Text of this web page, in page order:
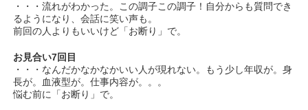
・・・流れがわかった。この調子この調子！自分からも質問でき
るようになり、会話に笑い声も。
前回の人よりもいいけど「お断り」で。
お見合い7回目
・・・なんだかなかなかいい人が現れない。もう少し年収が。身
長が。血液型が。仕事内容が。。。
悩む前に「お断り」で。